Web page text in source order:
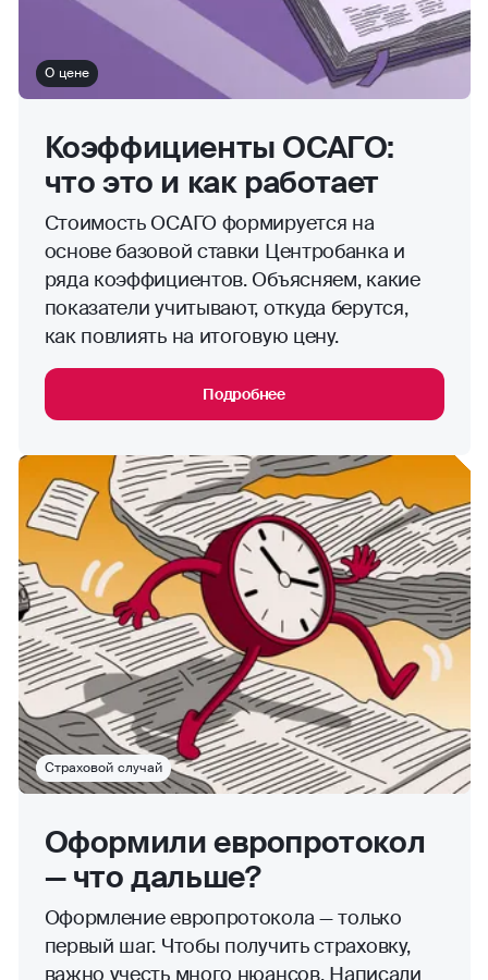
О цене
Коэффициенты ОСАГО:
что это и как работает
Стоимость ОСАГО формируется на
основе базовой ставки Центробанка и
ряда коэффициентов. Объясняем, какие
показатели учитывают, откуда берутся,
как повлиять на итоговую цену.
Подробнее
Страховой случай
Оформили европротокол
— что дальше?
Оформление европротокола — только
первый шаг. Чтобы получить страховку,
важно учесть много нюансов. Написали